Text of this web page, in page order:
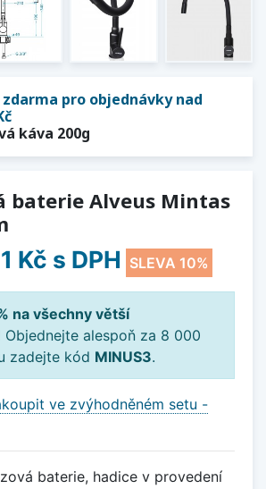
zdarma pro objednávky nad
káva 200g
baterie Alveus Mintas
Kč s DPH SLEVA 10%
na všechny větší
Objednejte alespoň za 8 000
zadejte kód MINUS3.
ve zvýhodněném setu -
baterie, hadice v provedení